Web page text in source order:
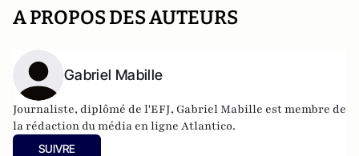
A PROPOS DES AUTEURS
Gabriel Mabille
Journaliste, diplômé de l'EFJ, Gabriel Mabille est membre de
la rédaction du média en ligne Atlantico.
SUIVRE